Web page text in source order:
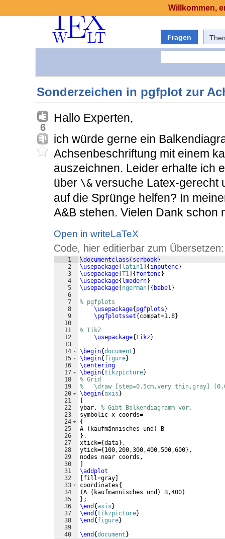
Fragen
Sonderzeichen in pgfplot zur
6
Hallo Experten,
ich würde gerne ein
Achsenbeschriftung mit einem
auszeichnen. Leider erhalte ich
über \& versuche Latex-gerecht
auf die Sprünge helfen? In
A&B stehen. Vielen Dank schon
Open in writeLaTeX
Code, hier editierbar zum Übersetzen:
1
2
3
4
5
6
7
8
9
10
11
12
13
14
15
16
17
18
19
20
21
22
23
24
25
26
27
28
29
30
31
32
33
34
35
36
37
38
39
40
\documentclass{ scrbook}
\usepackage
latin1 { inputenc}
\usepackage T1 { fontenc}
\usepackage{ lmodern}
\usepackage ngerman { babel }
% pgfplots
\usepackage{ pgfplots }
\pgfplotsset{ compat=1.8}
% TikZ
\usepackage{tikz}
\begin{document }
\begin{ figure}
\centering
\begin{tikzpicture}
% Grid
%   \draw [step=0.5cm,very thin,gray]
\begin{axis }
ybar, % Gibt Balkendiagramm vor.
symbolic x coords=
{
A
( kaufmännisches und )
B
} ,
xtick={data} ,
ytick={ 100,200,300,400,500,600} ,
nodes near coords,
\addplot
fill=gray
coordinates{
(A ( kaufmännisches und ) B,400)
} ;
\end {axis }
\end {tikzpicture}
\end { figure}
\end {document }
Willkommen,